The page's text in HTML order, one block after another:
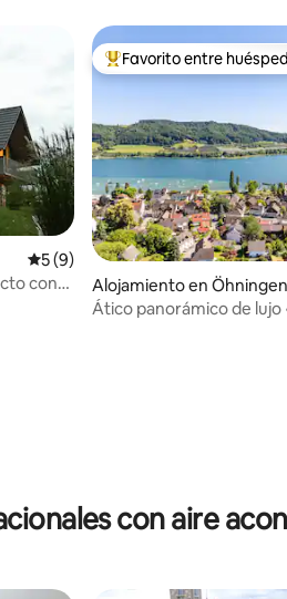
Calificación promedio: 5 de 5, 9
5 (9)
con
Favorito entre
Favorito entre
Alojamiento en Öhningen
Ático panorámico de lujo
con aire